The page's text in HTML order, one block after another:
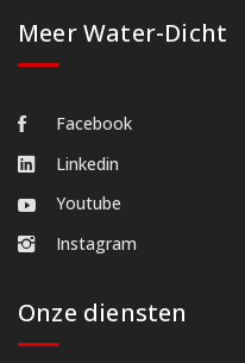
Meer Water-Dicht
Facebook
Linkedin
Youtube
Instagram
Onze diensten